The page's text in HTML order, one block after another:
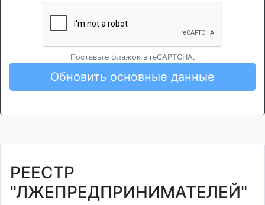
Поставьте флажок в reCAPTCHA.
Обновить основные данные
РЕЕСТР
"ЛЖЕПРЕДПРИНИМАТЕЛЕЙ"